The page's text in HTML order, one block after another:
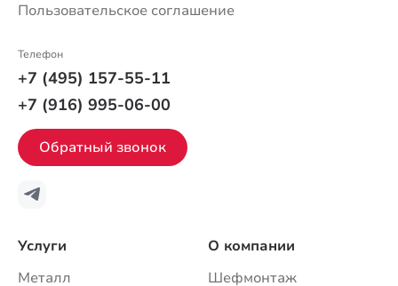
Услуги
Металл
О компании
Шефмонтаж
Пользовательское соглашение
Телефон
+7 (495) 157-55-11
+7 (916) 995-06-00
Обратный звонок